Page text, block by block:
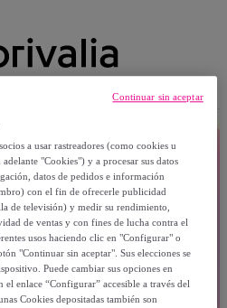
a usar rastreadores (como cookies u
"Cookies") y a procesar sus datos
datos de pedidos e información
con el fin de ofrecerle publicidad
de televisión) y medir su rendimiento,
de ventas y con fines de lucha contra el
usos haciendo clic en "Configurar" o
"Continuar sin aceptar". Sus elecciones se
Puede cambiar sus opciones en
enlace “Configurar” accesible a través del
Cookies depositadas también son
Continuar sin aceptar